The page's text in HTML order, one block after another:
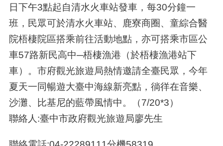
日下午3點起自清水火車站發車，每30分鐘一
班，民眾可於清水火車站、鹿寮商圈、童綜合醫
院梧棲院區搭乘前往活動地點，亦可搭乘市區公
車57路新民高中─梧棲漁港（於梧棲漁港站下
車）。市府觀光旅遊局熱情邀請全臺民眾，今年
夏天一同暢遊大臺中海線新亮點，徜徉在音樂、
沙灘、比基尼的藍帶風情中。（7/20*3）
聯絡人:臺中市政府觀光旅遊局廖先生
聯絡電話:04-22289111分機58319